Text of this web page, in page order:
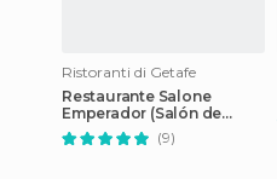
Ristoranti di Getafe
Restaurante Salone
Emperador (Salón de
Boda)
(9)